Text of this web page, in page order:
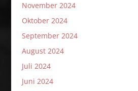
November 2024
Oktober 2024
September 2024
August 2024
Juli 2024
Juni 2024